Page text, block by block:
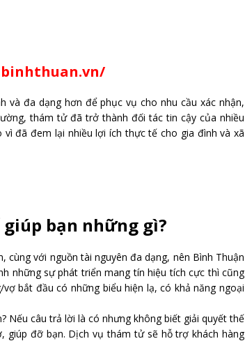
và đa dạng hơn để phục vụ cho nhu cầu xác nhận,
thám tử đã trở thành đối tác tin cậy của nhiều
đã đem lại nhiều lợi ích thực tế cho gia đình và xã
giúp bạn những gì?
cùng với nguồn tài nguyên đa dạng, nên Bình Thuận
những sự phát triển mang tín hiệu tích cực thì cũng
bắt đầu có những biểu hiện lạ, có khả năng ngoại
Nếu câu trả lời là có nhưng không biết giải quyết thế
đỡ bạn. Dịch vụ thám tử sẽ hỗ trợ khách hàng